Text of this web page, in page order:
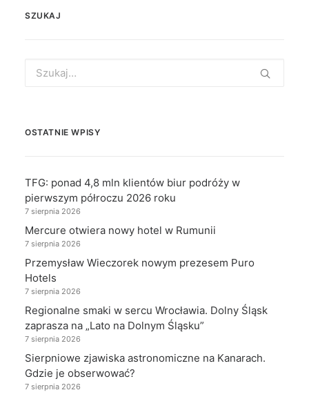
SZUKAJ
for:
OSTATNIE WPISY
TFG: ponad 4,8 mln klientów biur podróży w
pierwszym półroczu 2026 roku
7 sierpnia 2026
Mercure otwiera nowy hotel w Rumunii
7 sierpnia 2026
Przemysław Wieczorek nowym prezesem Puro
Hotels
7 sierpnia 2026
Regionalne smaki w sercu Wrocławia. Dolny Śląsk
zaprasza na „Lato na Dolnym Śląsku”
7 sierpnia 2026
Sierpniowe zjawiska astronomiczne na Kanarach.
Gdzie je obserwować?
7 sierpnia 2026